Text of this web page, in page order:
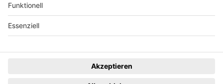
Lokales
Sport
Ein Unternehmen der